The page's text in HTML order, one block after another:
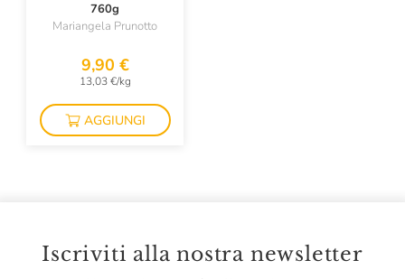
760g
Mariangela Prunotto
9,90 €
13,03 €/kg
AGGIUNGI
Iscriviti alla nostra newsletter